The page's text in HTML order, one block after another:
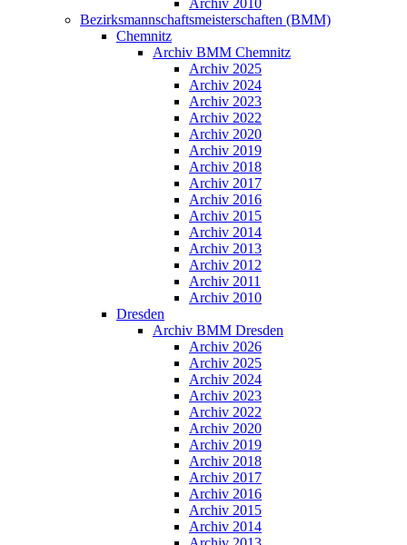
Bezirksmannschaftsmeisterschaften (BMM)
Chemnitz
Archiv BMM Chemnitz
Archiv 2025
Archiv 2024
Archiv 2023
Archiv 2022
Archiv 2020
Archiv 2019
Archiv 2018
Archiv 2017
Archiv 2016
Archiv 2015
Archiv 2014
Archiv 2013
Archiv 2012
Archiv 2011
Archiv 2010
Dresden
Archiv BMM Dresden
Archiv 2026
Archiv 2025
Archiv 2024
Archiv 2023
Archiv 2022
Archiv 2020
Archiv 2019
Archiv 2018
Archiv 2017
Archiv 2016
Archiv 2015
Archiv 2014